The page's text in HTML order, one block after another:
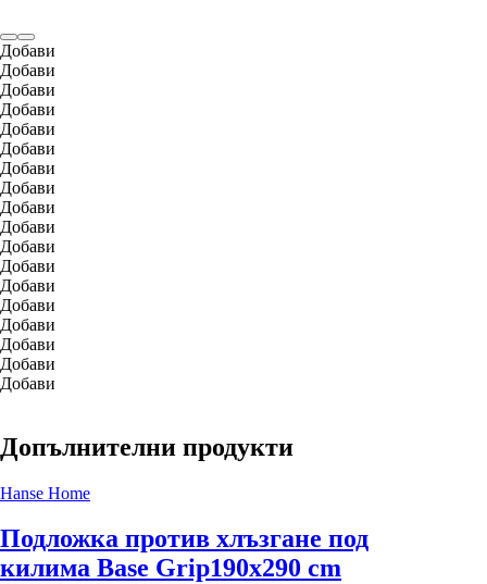
Добави
Добави
Добави
Добави
Добави
Добави
Добави
Добави
Добави
Добави
Добави
Добави
Добави
Добави
Добави
Добави
Добави
Добави
Допълнителни продукти
Hanse Home
Подложка против хлъзгане под
килима Base Grip190x290 cm